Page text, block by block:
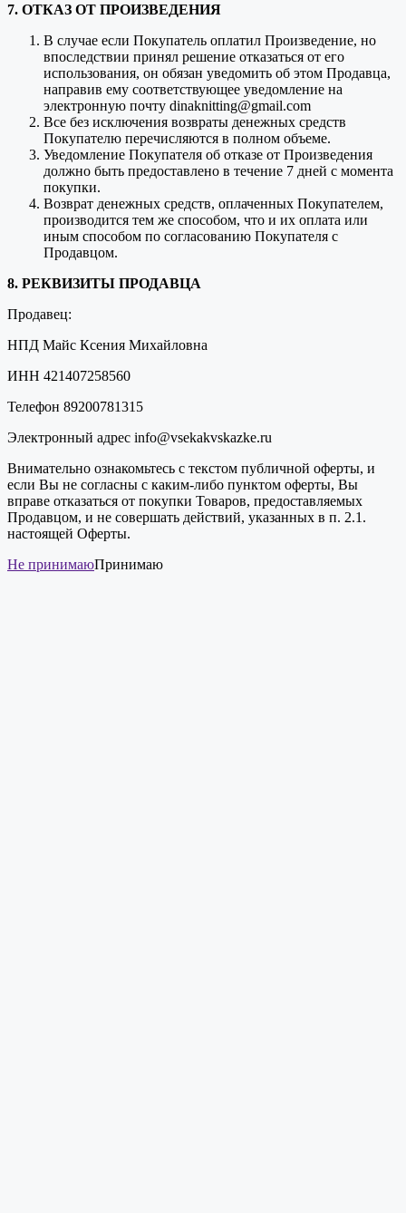
7. ОТКАЗ ОТ ПРОИЗВЕДЕНИЯ
В случае если Покупатель оплатил Произведение, но
впоследствии принял решение отказаться от его
использования, он обязан уведомить об этом Продавца,
направив ему соответствующее уведомление на
электронную почту dinaknitting@gmail.com
Все без исключения возвраты денежных средств
Покупателю перечисляются в полном объеме.
Уведомление Покупателя об отказе от Произведения
должно быть предоставлено в течение 7 дней с момента
покупки.
Возврат денежных средств, оплаченных Покупателем,
производится тем же способом, что и их оплата или
иным способом по согласованию Покупателя с
Продавцом.
8. РЕКВИЗИТЫ ПРОДАВЦА
Продавец:
НПД Майс Ксения Михайловна
ИНН 421407258560
Телефон 89200781315
Электронный адрес info@vsekakvskazke.ru
Внимательно ознакомьтесь с текстом публичной оферты, и
если Вы не согласны с каким-либо пунктом оферты, Вы
вправе отказаться от покупки Товаров, предоставляемых
Продавцом, и не совершать действий, указанных в п. 2.1.
настоящей Оферты.
Не принимаюПринимаю